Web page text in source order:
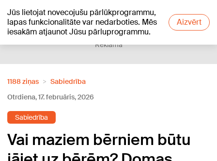
Jūs lietojat novecojušu pārlūkprogrammu,
lapas funkcionalitāte var nedarboties. Mēs
iesakām atjaunot Jūsu pārluprogrammu.
Aizvērt
+20°C
Reklāma
1188 ziņas
Sabiedrība
Otrdiena, 17. februāris, 2026
Sabiedrība
Vai maziem bērniem būtu